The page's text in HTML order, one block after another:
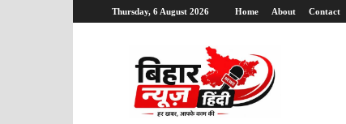
Thursday, 6 August 2026 Home About Contact
Bihar
News
Hindi